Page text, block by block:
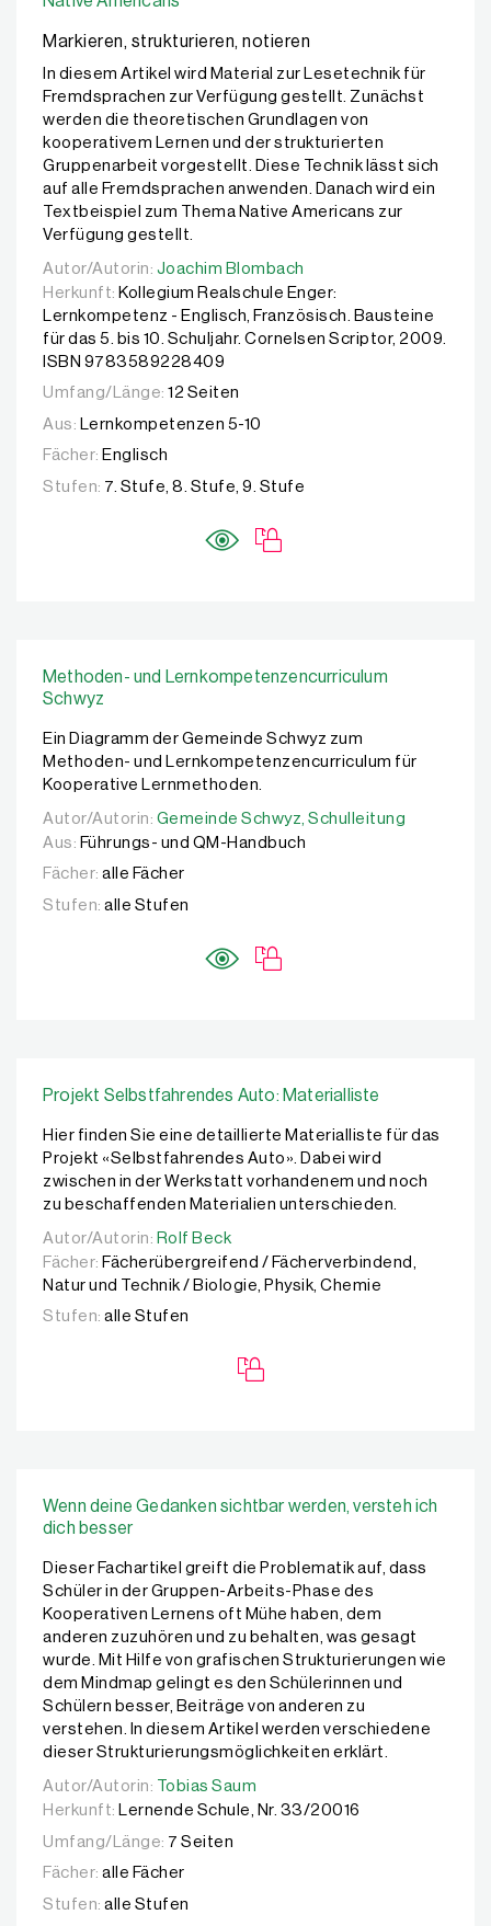
Markieren, strukturieren, notieren
In diesem Artikel wird Material zur Lesetechnik für
Fremdsprachen zur Verfügung gestellt. Zunächst
werden die theoretischen Grundlagen von
kooperativem Lernen und der strukturierten
Gruppenarbeit vorgestellt. Diese Technik lässt sich
auf alle Fremdsprachen anwenden. Danach wird ein
Textbeispiel zum Thema Native Americans zur
Verfügung gestellt.
Autor/Autorin: Joachim Blombach
Autor/Autorin: Joachim Blombach
Herkunft: Kollegium Realschule Enger:
Lernkompetenz - Englisch, Französisch. Bausteine
für das 5. bis 10. Schuljahr. Cornelsen Scriptor, 2009.
ISBN 9783589228409
Umfang/Länge: 12 Seiten
Aus:
Lernkompetenzen 5-10
Fächer: Englisch
Stufen: 7. Stufe, 8. Stufe, 9. Stufe
Methoden- und Lernkompetenzencurriculum
Schwyz
Ein Diagramm der Gemeinde Schwyz zum
Methoden- und Lernkompetenzencurriculum für
Kooperative Lernmethoden.
Autor/Autorin: Gemeinde Schwyz, Schulleitung
Autor/Autorin: Gemeinde Schwyz, Schulleitung
Aus: Führungs- und QM-Handbuch
Fächer: alle Fächer
Stufen: alle Stufen
Projekt Selbstfahrendes Auto: Materialliste
Hier finden Sie eine detaillierte Materialliste für das
Projekt «Selbstfahrendes Auto». Dabei wird
zwischen in der Werkstatt vorhandenem und noch
zu beschaffenden Materialien unterschieden.
Autor/Autorin: Rolf Beck
Autor/Autorin: Rolf Beck
Fächer: Fächerübergreifend / Fächerverbindend,
Natur und Technik / Biologie, Physik, Chemie
Stufen: alle Stufen
Wenn deine Gedanken sichtbar werden, versteh ich
dich besser
Dieser Fachartikel greift die Problematik auf, dass
Schüler in der Gruppen-Arbeits-Phase des
Kooperativen Lernens oft Mühe haben, dem
anderen zuzuhören und zu behalten, was gesagt
wurde. Mit Hilfe von grafischen Strukturierungen wie
dem Mindmap gelingt es den Schülerinnen und
Schülern besser, Beiträge von anderen zu
verstehen. In diesem Artikel werden verschiedene
dieser Strukturierungsmöglichkeiten erklärt.
Autor/Autorin: Tobias Saum
Autor/Autorin:
Tobias Saum
Herkunft: Lernende Schule, Nr. 33/20016
Umfang/Länge: 7 Seiten
Fächer: alle Fächer
Stufen: alle Stufen